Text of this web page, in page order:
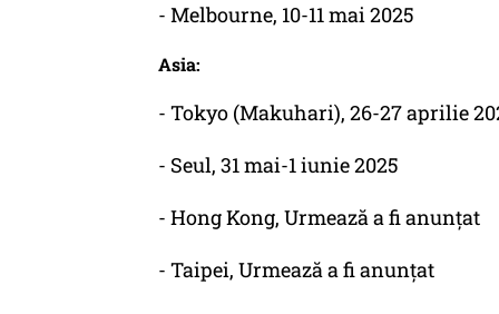
- Melbourne, 10-11 mai 2025
Asia:
- Tokyo (Makuhari), 26-27 aprilie
- Seul, 31 mai-1 iunie 2025
- Hong Kong, Urmează a fi anunțat
- Taipei, Urmează a fi anunțat